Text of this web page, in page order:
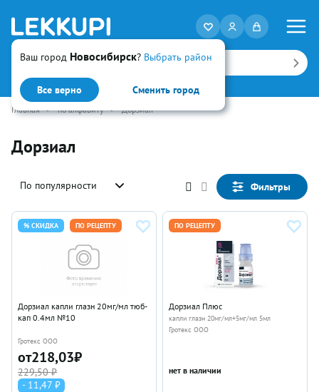
Ваш город Новосибирск? Выбрать район
Все верно Сменить город
Искать
Главная • по алфавиту • Дорзиал
Дорзиал
По популярности Фильтры
% СКИДКА ПО РЕЦЕПТУ
Дорзиал капли глазн 20мг/мл тюб-
кап 0.4мл №10
Гротекс ООО
от218,03₽
229,50 ₽
- 11,47 ₽
ПО РЕЦЕПТУ
Дорзиал Плюс
капли глазн 20мг/мл+5мг/мл 5мл
Гротекс ООО
нет в наличии